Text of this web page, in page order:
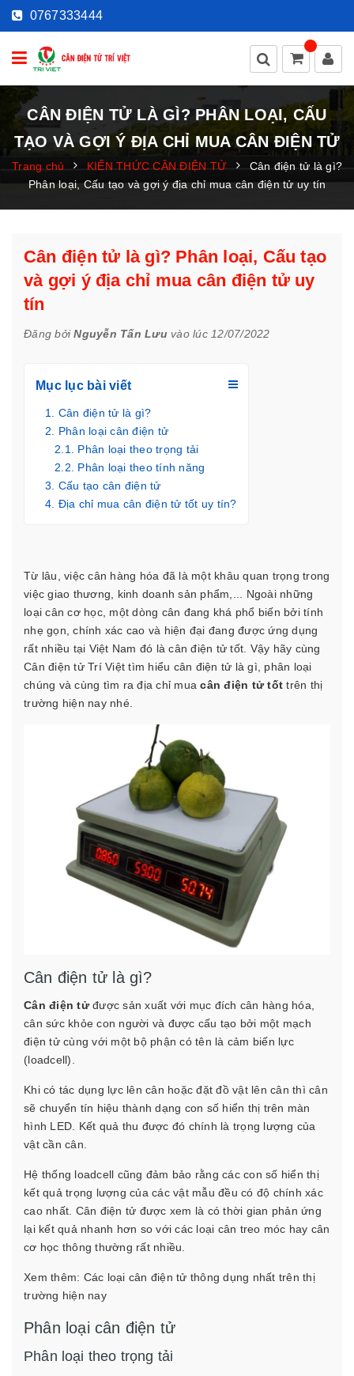
0767333444
CÂN ĐIỆN TỬ LÀ GÌ? PHÂN LOẠI, CẤU
TẠO VÀ GỢI Ý ĐỊA CHỈ MUA CÂN ĐIỆN TỬ
Trang chủ KIẾN THỨC CÂN ĐIỆN TỬ
Cân điện tử là gì?
Phân loại, Cấu tạo và gợi ý địa chỉ mua cân điện tử uy tín
Cân điện tử là gì? Phân loại, Cấu tạo
và gợi ý địa chỉ mua cân điện tử uy
tín
Đăng bởiNguyễn Tấn Lưuvào lúc 12/07/2022
Mục lục bài viết
Cân điện tử là gì?
Phân loại cân điện tử
Phân loại theo trọng tải
Phân loại theo tính năng
Cấu tạo cân điện tử
Địa chỉ mua cân điện tử tốt uy tín?
Từ lâu, việc cân hàng hóa đã là một khâu quan trọng trong
việc giao thương, kinh doanh sản phẩm,... Ngoài những
loại cân cơ học, một dòng cân đang khá phổ biến bởi tính
nhẹ gọn, chính xác cao và hiện đại đang được ứng dụng
rất nhiều tại Việt Nam đó là cân điện tử tốt. Vậy hãy cùng
Cân điện tử Trí Việt tìm hiểu cân điện tử là gì, phân loại
chúng và cùng tìm ra địa chỉ mua cân điện tử tốt trên thị
trường hiện nay nhé.
Cân điện tử là gì?
Cân điện tửđược sản xuất với mục đích cân hàng hóa,
cân sức khỏe con người và được cấu tạo bởi một mạch
điện tử cùng với một bộ phận có tên là cảm biến lực
(loadcell).
Khi có tác dụng lực lên cân hoặc đặt đồ vật lên cân thì cân
sẽ chuyển tín hiệu thành dạng con số hiển thị trên màn
hình LED. Kết quả thu được đó chính là trọng lượng của
vật cần cân.
Hệ thống loadcell cũng đảm bảo rằng các con số hiển thị
kết quả trọng lượng của các vật mẫu đều có độ chính xác
cao nhất. Cân điện tử được xem là có thời gian phản ứng
lại kết quả nhanh hơn so với các loại cân treo móc hay cân
cơ học thông thường rất nhiều.
Xem thêm: Các loại cân điện tử thông dụng nhất trên thị
trường hiện nay
Phân loại cân điện tử
Phân loại theo trọng tải